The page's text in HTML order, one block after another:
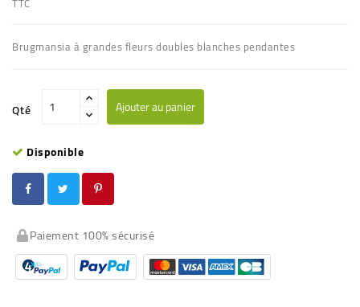
Brugmansia à grandes fleursdoubles blanches pendantes
Qté Ajouter au panier
Disponible
Paiement 100% sécurisé